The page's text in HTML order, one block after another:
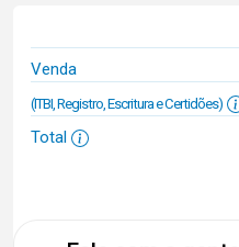
Venda
(ITBI, Registro, Escritura e Certidões)
Total